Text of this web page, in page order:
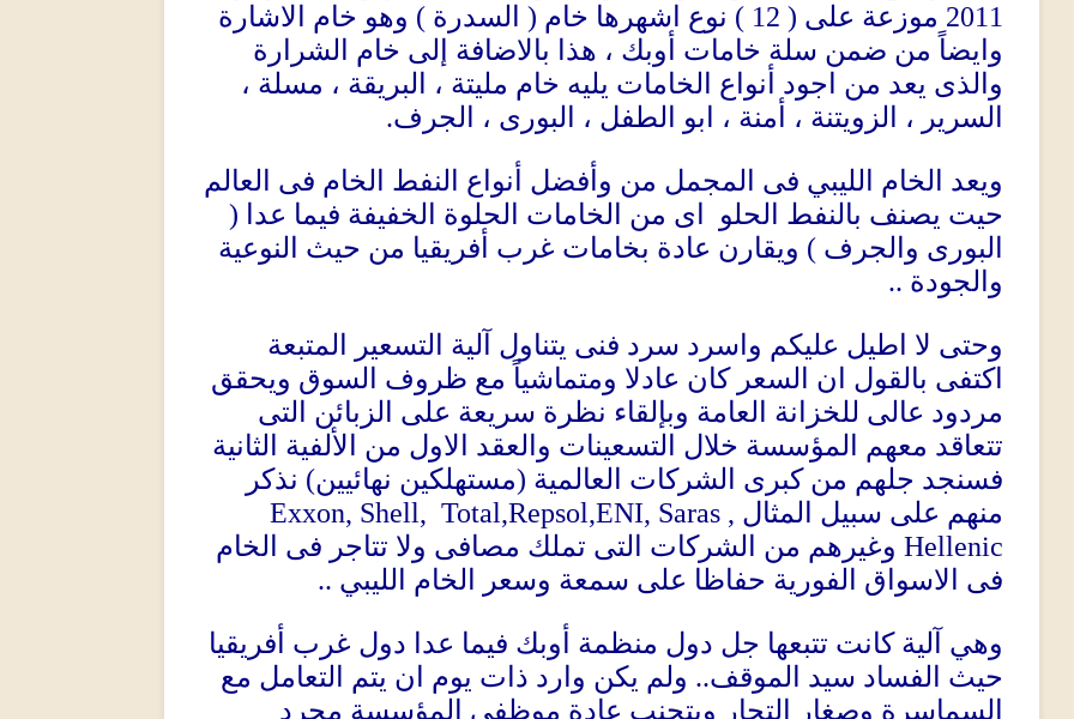
2011 موزعة على ( 12 ) نوع اشهرها خام ( السدرة ) وهو خام الاشارة
وايضاً من ضمن سلة خامات أوبك ، هذا بالاضافة إلى خام الشرارة
والذى يعد من اجود أنواع الخامات يليه خام مليتة ، البريقة ، مسلة ،
السرير ، الزويتنة ، أمنة ، ابو الطفل ، البورى ، الجرف.
ويعد الخام الليبي فى المجمل من وأفضل أنواع النفط الخام فى العالم
حيت يصنف بالنفط الحلو اى من الخامات الحلوة الخفيفة فيما عدا (
البورى والجرف ) ويقارن عادة بخامات غرب أفريقيا من حيث النوعية
والجودة ..
وحتى لا اطيل عليكم واسرد سرد فنى يتناول آلية التسعير المتبعة
اكتفى بالقول ان السعر كان عادلا ومتماشياً مع ظروف السوق ويحقق
مردود عالى للخزانة العامة وبإلقاء نظرة سريعة على الزبائن التى
تتعاقد معهم المؤسسة خلال التسعينات والعقد الاول من الألفية الثانية
فسنجد جلهم من كبرى الشركات العالمية (مستهلكين نهائيين) نذكر
منهم على سبيل المثال
Exxon, Shell, Total,Repsol,ENI, Saras ,
Hellenic وغيرهم من الشركات التى تملك مصافى ولا تتاجر فى الخام
فى الاسواق الفورية حفاظا على سمعة وسعر الخام الليبي ..
وهي آلية كانت تتبعها جل دول منظمة أوبك فيما عدا دول غرب أفريقيا
حيث الفساد سيد الموقف.. ولم يكن وارد ذات يوم ان يتم التعامل مع
السماسرة وصغار التجار ويتجنب عادة موظفي المؤسسة مجرد